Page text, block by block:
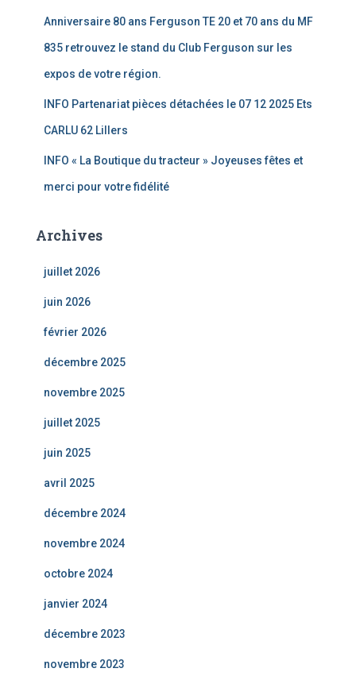
Anniversaire 80 ans Ferguson TE 20 et 70 ans du MF
835 retrouvez le stand du Club Ferguson sur les
expos de votre région.
INFO Partenariat pièces détachées le 07 12 2025 Ets
CARLU 62 Lillers
INFO « La Boutique du tracteur » Joyeuses fêtes et
merci pour votre fidélité
Archives
juillet 2026
juin 2026
février 2026
décembre 2025
novembre 2025
juillet 2025
juin 2025
avril 2025
décembre 2024
novembre 2024
octobre 2024
janvier 2024
décembre 2023
novembre 2023